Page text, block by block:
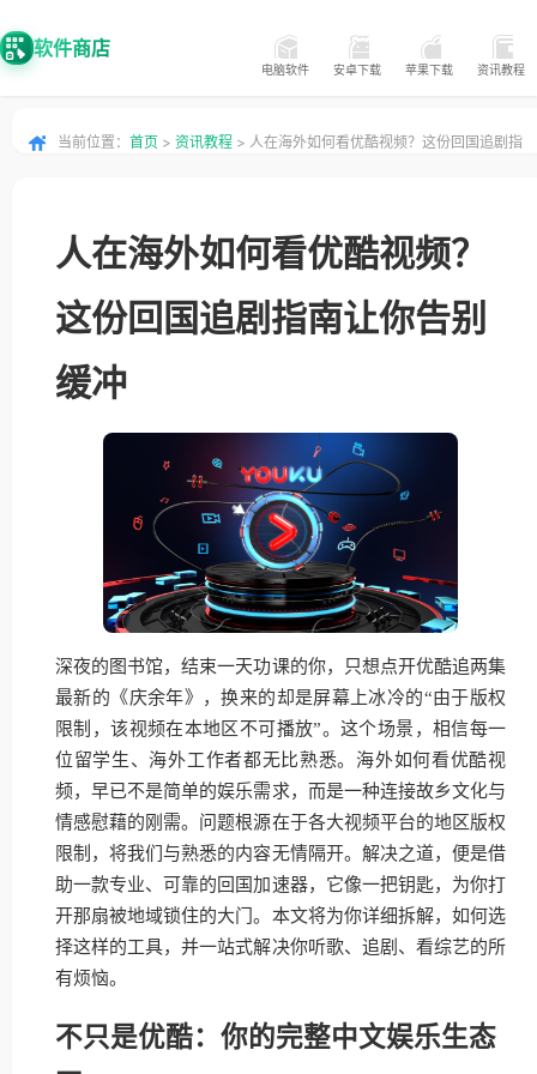
软件商店
电脑软件 安卓下载 苹果下载 资讯教程
当前位置： 首页 > 资讯教程 > 人在海外如何看优酷视频？这份回国追剧指
人在海外如何看优酷视频？
这份回国追剧指南让你告别
缓冲
深夜的图书馆，结束一天功课的你，只想点开优酷追两集
最新的《庆余年》，换来的却是屏幕上冰冷的“由于版权
限制，该视频在本地区不可播放”。这个场景，相信每一
位留学生、海外工作者都无比熟悉。海外如何看优酷视
频，早已不是简单的娱乐需求，而是一种连接故乡文化与
情感慰藉的刚需。问题根源在于各大视频平台的地区版权
限制，将我们与熟悉的内容无情隔开。解决之道，便是借
助一款专业、可靠的回国加速器，它像一把钥匙，为你打
开那扇被地域锁住的大门。本文将为你详细拆解，如何选
择这样的工具，并一站式解决你听歌、追剧、看综艺的所
有烦恼。
不只是优酷：你的完整中文娱乐生态